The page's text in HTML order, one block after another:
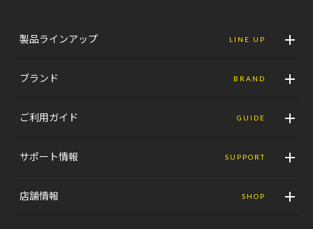
製品ラインアップ LINE UP
ブランド BRAND
ご利用ガイド GUIDE
サポート情報 SUPPORT
店舗情報 SHOP